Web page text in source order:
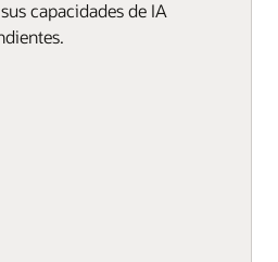
capacidades de IA